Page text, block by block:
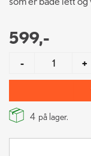
599,-
- +
4 på lager.